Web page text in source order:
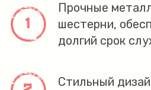
Прочные
шестерни,
долгий срок
Стильный